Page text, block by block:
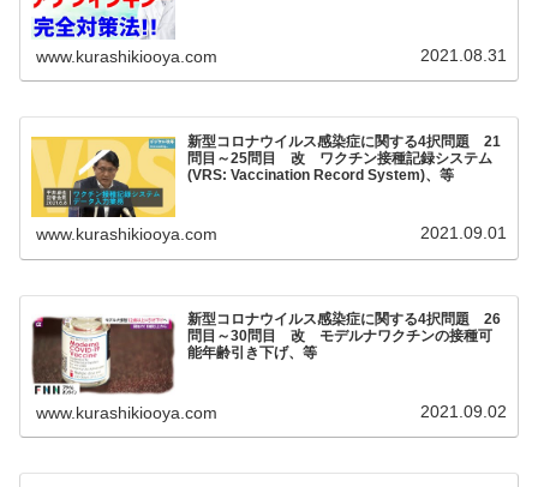
www.kurashikiooya.com 2021.08.31
新型コロナウイルス感染症に関する4択問題 21
問目～25問目 改 ワクチン接種記録システム
(VRS: Vaccination Record System)、等
www.kurashikiooya.com 2021.09.01
新型コロナウイルス感染症に関する4択問題 26
問目～30問目 改 モデルナワクチンの接種可
能年齢引き下げ、等
www.kurashikiooya.com 2021.09.02